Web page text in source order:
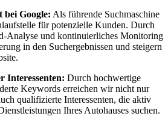
bei Google: Als führende Suchmaschine
für potenzielle Kunden. Durch
Analyse und kontinuierliches Monitoring
in den Suchergebnissen und steigern
Interessenten: Durch hochwertige
Keywords erreichen wir nicht nur
qualifizierte Interessenten, die aktiv
Ihres Autohauses suchen.